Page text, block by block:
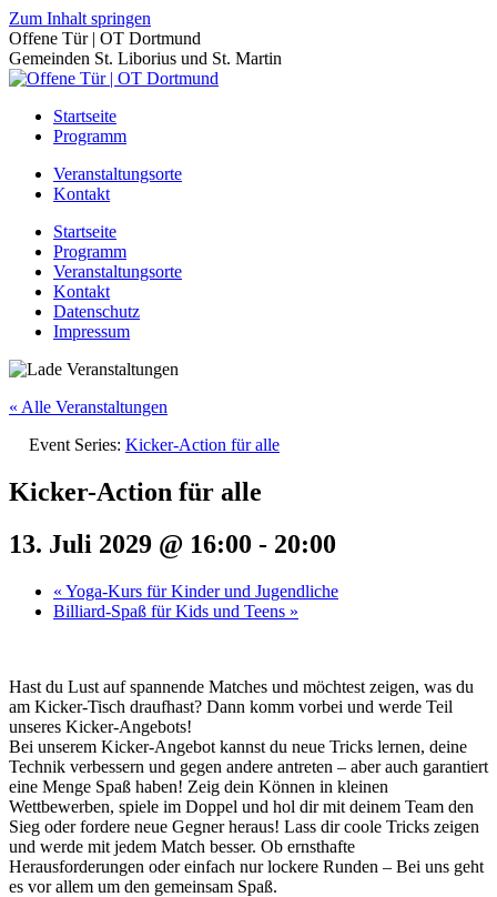
Zum Inhalt springen
Offene Tür | OT Dortmund
Gemeinden St. Liborius und St. Martin
Startseite
Programm
Veranstaltungsorte
Kontakt
Startseite
Programm
Veranstaltungsorte
Kontakt
Datenschutz
Impressum
« Alle Veranstaltungen
Event Series: Kicker-Action für alle
Kicker-Action für alle
13. Juli 2029 @ 16:00 - 20:00
« Yoga-Kurs für Kinder und Jugendliche
Billiard-Spaß für Kids und Teens »
Hast du Lust auf spannende Matches und möchtest zeigen, was du
am Kicker-Tisch draufhast? Dann komm vorbei und werde Teil
unseres Kicker-Angebots!
Bei unserem Kicker-Angebot kannst du neue Tricks lernen, deine
Technik verbessern und gegen andere antreten – aber auch garantiert
eine Menge Spaß haben! Zeig dein Können in kleinen
Wettbewerben, spiele im Doppel und hol dir mit deinem Team den
Sieg oder fordere neue Gegner heraus! Lass dir coole Tricks zeigen
und werde mit jedem Match besser. Ob ernsthafte
Herausforderungen oder einfach nur lockere Runden – Bei uns geht
es vor allem um den gemeinsam Spaß.